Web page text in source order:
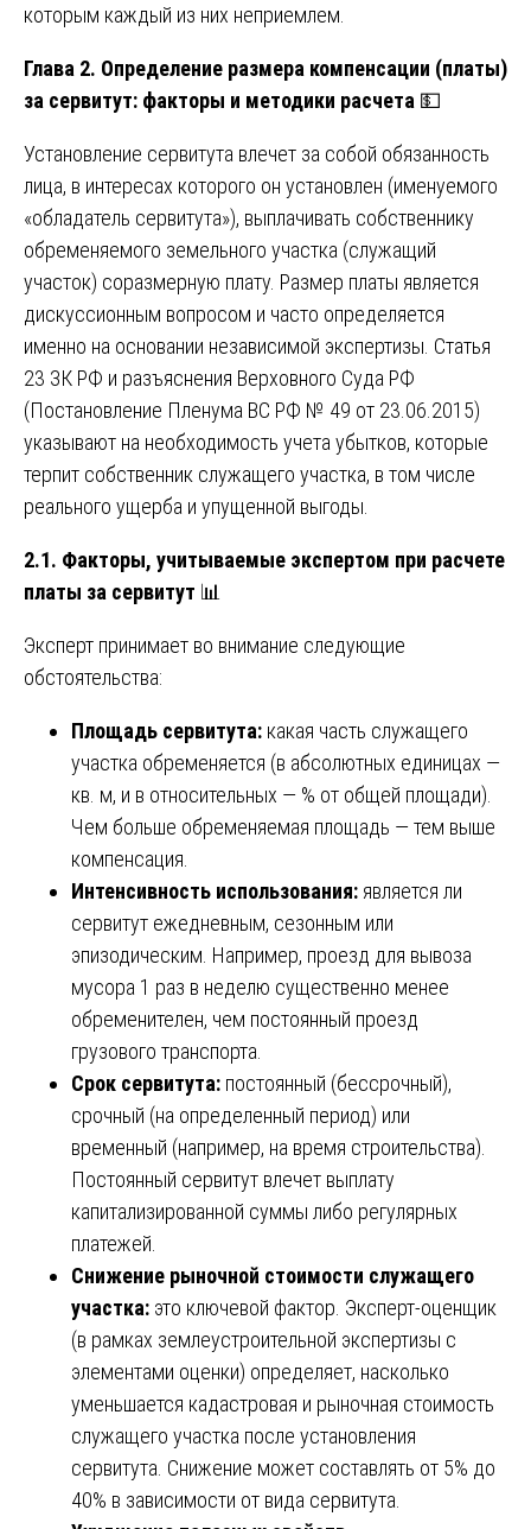
которым каждый из них неприемлем.
Глава 2. Определение размера компенсации (платы)
за сервитут: факторы и методики расчета 💵
Установление сервитута влечет за собой обязанность
лица, в интересах которого он установлен (именуемого
«обладатель сервитута»), выплачивать собственнику
обременяемого земельного участка (служащий
участок) соразмерную плату. Размер платы является
дискуссионным вопросом и часто определяется
именно на основании независимой экспертизы. Статья
23 ЗК РФ и разъяснения Верховного Суда РФ
(Постановление Пленума ВС РФ № 49 от 23.06.2015)
указывают на необходимость учета убытков, которые
терпит собственник служащего участка, в том числе
реального ущерба и упущенной выгоды.
2.1. Факторы, учитываемые экспертом при расчете
платы за сервитут 📊
Эксперт принимает во внимание следующие
обстоятельства:
Площадь сервитута: какая часть служащего
участка обременяется (в абсолютных единицах —
кв. м, и в относительных — % от общей площади).
Чем больше обременяемая площадь — тем выше
компенсация.
Интенсивность использования: является ли
сервитут ежедневным, сезонным или
эпизодическим. Например, проезд для вывоза
мусора 1 раз в неделю существенно менее
обременителен, чем постоянный проезд
грузового транспорта.
Срок сервитута: постоянный (бессрочный),
срочный (на определенный период) или
временный (например, на время строительства).
Постоянный сервитут влечет выплату
капитализированной суммы либо регулярных
платежей.
Снижение рыночной стоимости служащего
участка: это ключевой фактор. Эксперт-оценщик
(в рамках землеустроительной экспертизы с
элементами оценки) определяет, насколько
уменьшается кадастровая и рыночная стоимость
служащего участка после установления
сервитута. Снижение может составлять от 5% до
40% в зависимости от вида сервитута.